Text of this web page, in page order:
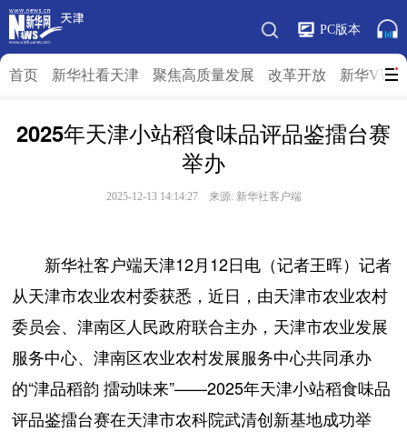
PC版本
首页 新华社看天津 聚焦高质量发展 改革开放 新华V访
2025年天津小站稻食味品评品鉴擂台赛
举办
2025-12-13 14:14:27 来源: 新华社客户端
新华社客户端天津12月12日电（记者王晖）记者
从天津市农业农村委获悉，近日，由天津市农业农村
委员会、津南区人民政府联合主办，天津市农业发展
服务中心、津南区农业农村发展服务中心共同承办
的“津品稻韵 擂动味来”——2025年天津小站稻食味品
评品鉴擂台赛在天津市农科院武清创新基地成功举